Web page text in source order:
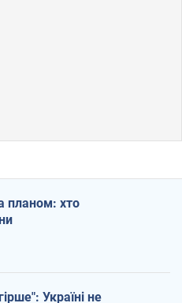
планом: хто
Україні не